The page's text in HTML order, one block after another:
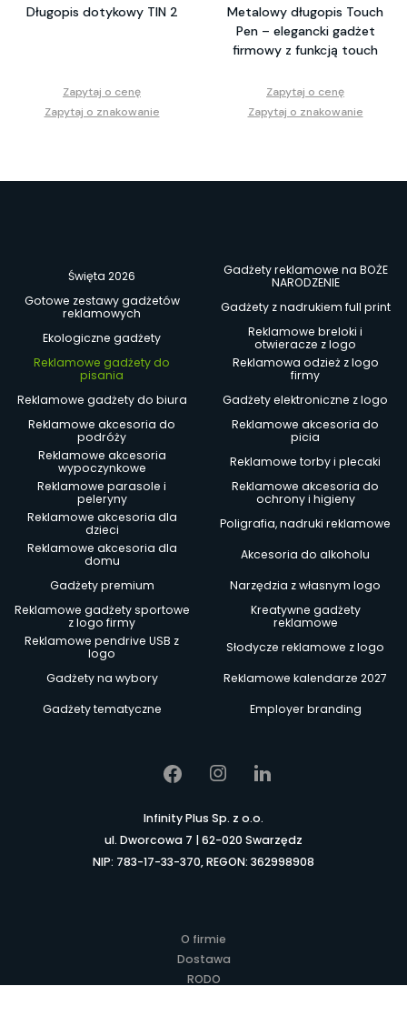
Długopis dotykowy TIN 2
Zapytaj o cenę
Zapytaj o znakowanie
Metalowy długopis Touch
Pen – elegancki gadżet
firmowy z funkcją touch
Zapytaj o cenę
Zapytaj o znakowanie
Święta 2026
Gadżety reklamowe na BOŻE
NARODZENIE
Gotowe zestawy gadżetów
reklamowych
Gadżety z nadrukiem full print
Ekologiczne gadżety
Reklamowe breloki i
otwieracze z logo
Reklamowe gadżety do
pisania
Reklamowa odzież z logo
firmy
Reklamowe gadżety do biura
Gadżety elektroniczne z logo
Reklamowe akcesoria do
podróży
Reklamowe akcesoria do
picia
Reklamowe akcesoria
wypoczynkowe
Reklamowe torby i plecaki
Reklamowe parasole i
peleryny
Reklamowe akcesoria do
ochrony i higieny
Reklamowe akcesoria dla
dzieci
Poligrafia, nadruki reklamowe
Reklamowe akcesoria dla
domu
Akcesoria do alkoholu
Gadżety premium
Narzędzia z własnym logo
Reklamowe gadżety sportowe
z logo firmy
Kreatywne gadżety
reklamowe
Reklamowe pendrive USB z
logo
Słodycze reklamowe z logo
Gadżety na wybory
Reklamowe kalendarze 2027
Gadżety tematyczne
Employer branding
Infinity Plus Sp. z o.o.
ul. Dworcowa 7 | 62-020 Swarzędz
NIP: 783-17-33-370, REGON: 362998908
O firmie
Dostawa
RODO